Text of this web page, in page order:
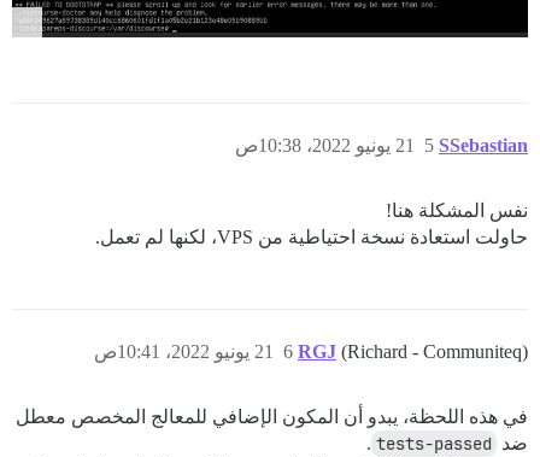
SSebastian 21 يونيو 2022، 10:38ص 5
نفس المشكلة هنا!
حاولت استعادة نسخة احتياطية من VPS، لكنها لم تعمل.
RGJ (Richard - Communiteq) 21 يونيو 2022، 10:41ص 6
في هذه اللحظة، يبدو أن المكون الإضافي للمعالج المخصص معطل
ضد tests-passed
.